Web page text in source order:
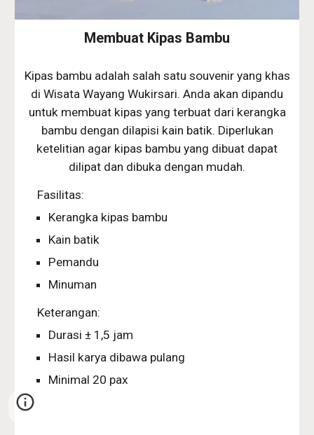
Membuat Kipas Bambu
Kipas bambu adalah salah satu souvenir yang khas
di Wisata Wayang Wukirsari. Anda akan dipandu
untuk membuat kipas yang terbuat dari kerangka
bambu dengan dilapisi kain batik. Diperlukan
ketelitian agar kipas bambu yang dibuat dapat
dilipat dan dibuka dengan mudah.
Fasilitas:
Kerangka kipas bambu
Kain batik
Pemandu
Minuman
Keterangan:
Durasi ± 1,5 jam
Hasil karya dibawa pulang
Minimal 20 pax